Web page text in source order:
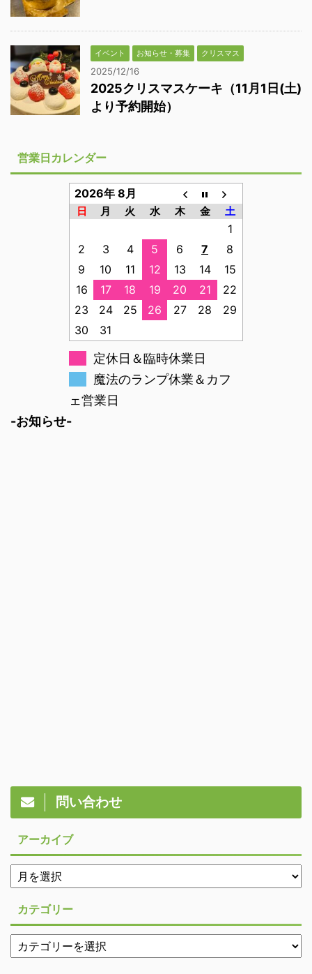
イベント お知らせ・募集 クリスマス
2025/12/16
2025クリスマスケーキ（11月1日(土)
より予約開始）
営業日カレンダー
2026年 8月
日 月 火 水 木 金 土
1
2
3 4 5 6 7
8
9
10 11 12 13 14
15
16
17 18 19 20 21
22
23
24 25 26 27 28
29
30
31
定休日＆臨時休業日
魔法のランプ休業＆カフ
ェ営業日
-お知らせ-
問い合わせ
アーカイブ
カテゴリー